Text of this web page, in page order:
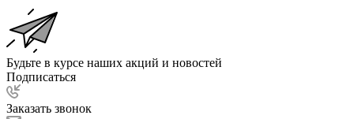
Будьте в курсе наших акций и новостей
Подписаться
Заказать звонок